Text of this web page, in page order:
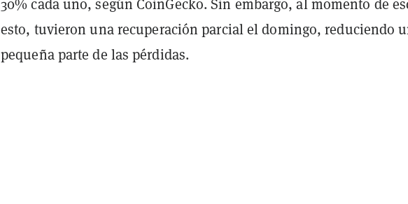
30% cada uno, según CoinGecko. Sin embargo, al momento de
esto, tuvieron una recuperación parcial el domingo, reduciendo
pequeña parte de las pérdidas.